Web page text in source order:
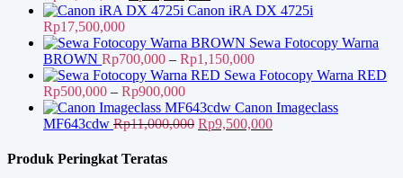
aslinya
Rp25,500,000.
saat
adalah:
Rp20,500,000.
Canon iRA DX 4725i
Rp17,500,000
Sewa Fotocopy Warna
BROWN Rp700,000 – Rp1,150,000Rentang
harga:
hingga
Rp1,150,000
Sewa Fotocopy Warna RED
Rp500,000 – Rp900,000Rentang
harga:
Rp500,000
Canon Imageclass
MF643cdw Rp11,000,000 Harga
Rp9,500,000Harga
Produk Peringkat Teratas